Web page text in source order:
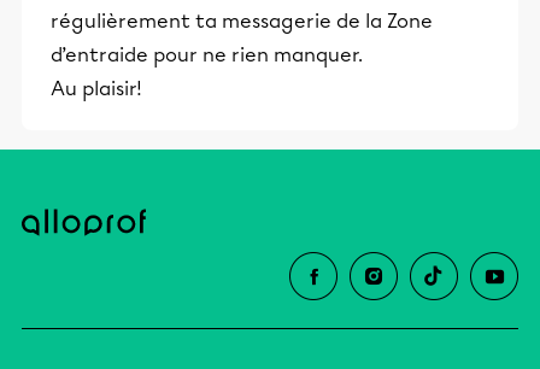
régulièrement ta messagerie de la Zone
d’entraide pour ne rien manquer.
Au plaisir!